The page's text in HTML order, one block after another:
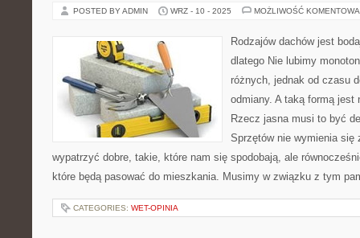
POSTED BY ADMIN WRZ - 10 - 2025 MOŻLIWOŚĆ
Rodzajów dachów jest
dlatego Nie lubimy
różnych, jednak od czasu
odmiany. A taką formą jest
Rzecz jasna musi to być
Sprzętów nie wymienia się
wypatrzyć dobre, takie, które nam się spodobają, ale
które będą pasować do mieszkania. Musimy w związku z tym
CATEGORIES: WET-OPINIA